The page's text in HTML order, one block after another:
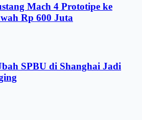
Mach 4 Prototipe ke
Rp 600 Juta
SPBU di Shanghai Jadi